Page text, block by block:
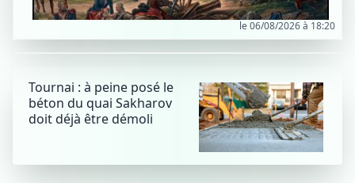
le 06/08/2026 à 18:20
Tournai : à peine posé le
béton du quai Sakharov
doit déjà être démoli